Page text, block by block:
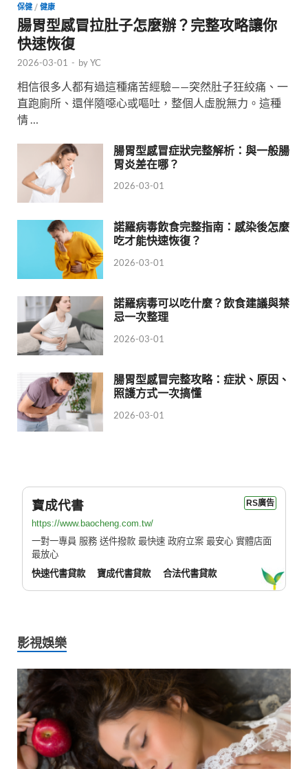
保健 / 健康
腸胃型感冒拉肚子怎麼辦？完整攻略讓你
快速恢復
2026-03-01 - byYC
相信很多人都有過這種痛苦經驗——突然肚子狂絞痛、一
直跑廁所、還伴隨噁心或嘔吐，整個人虛脫無力。這種
情 …
腸胃型感冒症狀完整解析：與一般腸
胃炎差在哪？
2026-03-01
諾羅病毒飲食完整指南：感染後怎麼
吃才能快速恢復？
2026-03-01
諾羅病毒可以吃什麼？飲食建議與禁
忌一次整理
2026-03-01
腸胃型感冒完整攻略：症狀、原因、
照護方式一次搞懂
2026-03-01
寶成代書 RS廣告
https://www.baocheng.com.tw/
一對一專員 服務 送件撥款 最快速 政府立案 最安心 實體店面
最放心
快速代書貸款
寶成代書貸款 合法代書貸款
影視娛樂